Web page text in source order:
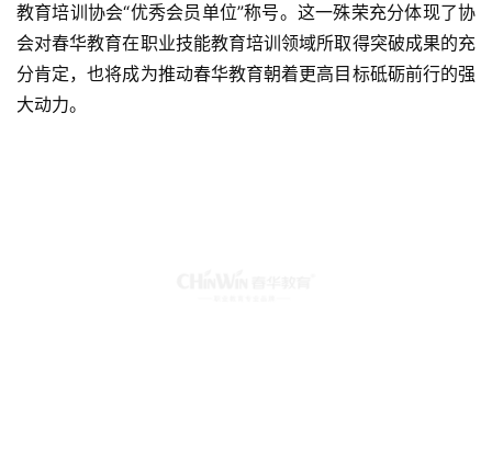
教育培训协会“优秀会员单位”称号。这一殊荣充分体现了协
会对春华教育在职业技能教育培训领域所取得突破成果的充
分肯定，也将成为推动春华教育朝着更高目标砥砺前行的强
大动力。